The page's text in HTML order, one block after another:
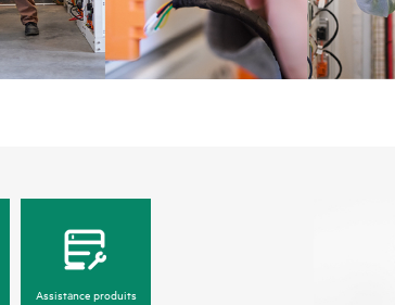
Assistance produits